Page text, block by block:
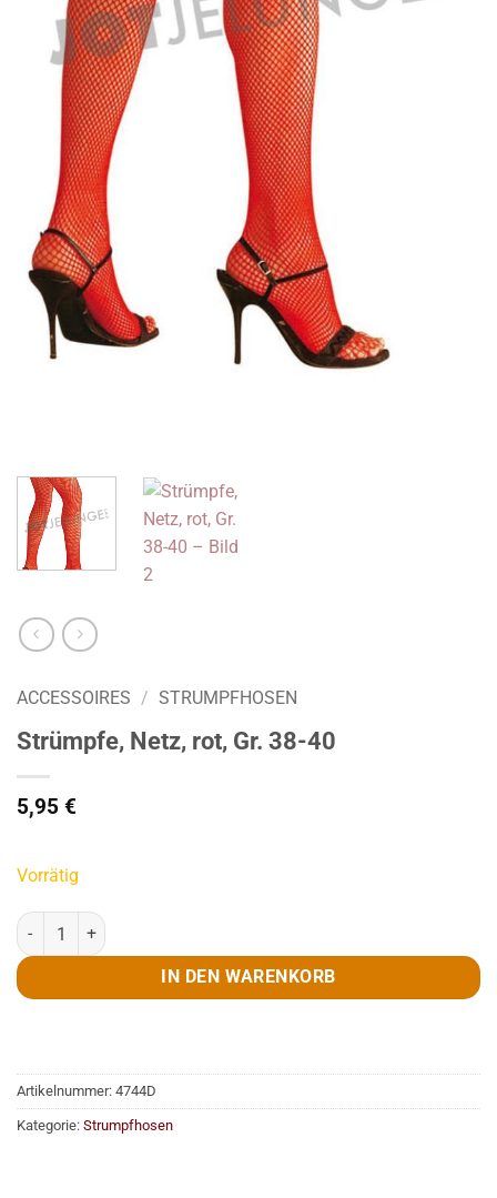
ACCESSOIRES / STRUMPFHOSEN
Strümpfe, Netz, rot, Gr. 38-40
5,95 €
Vorrätig
Strümpfe, Netz, rot, Gr. 38-40 Menge
IN DEN WARENKORB
Artikelnummer: 4744D
Kategorie: Strumpfhosen